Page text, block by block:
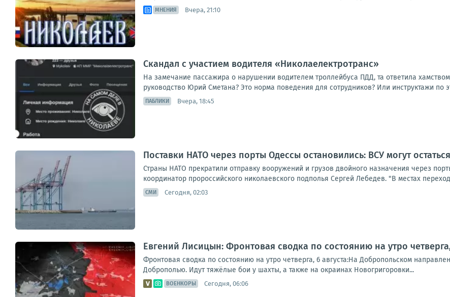
МНЕНИЯ Вчера, 21:10
Скандал с участием водителя «Николаелектротранс»
На замечание пассажира о нарушении водителем троллейбуса ПДД, та ответила
руководство Юрий Сметана? Это норма поведения для сотрудников? Или инструктажи по
ПАБЛИКИ Вчера, 18:45
Поставки НАТО через порты Одессы остановились: ВСУ могут
Страны НАТО прекратили отправку вооружений и грузов двойного назначения через
координатор пророссийского николаевского подполья Сергей Лебедев. "В местах
СМИ Сегодня, 02:03
Евгений Лисицын: Фронтовая сводка по состоянию на утро четверга,
Фронтовая сводка по состоянию на утро четверга, 6 августа:На Добропольском
Доброполью. Идут тяжёлые бои у шахты, а также на окраинах Новогригоровки...
ВОЕНКОРЫ Сегодня, 06:06